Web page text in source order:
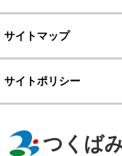
サイトマップ
サイトポリシー
つくば